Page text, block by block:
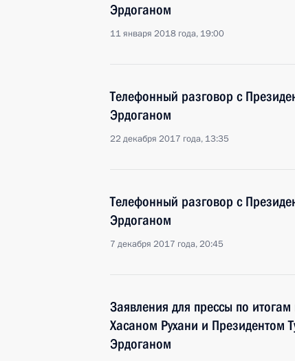
Эрдоганом
11 января 2018 года, 19:00
Телефонный разговор с
Эрдоганом
22 декабря 2017 года, 13:35
Телефонный разговор с
Эрдоганом
7 декабря 2017 года, 20:45
Заявления для прессы по
Хасаном Рухани и Президентом
Эрдоганом